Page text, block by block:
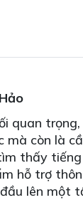
quan
mà còn là
thấy
hỗ trợ
lên một